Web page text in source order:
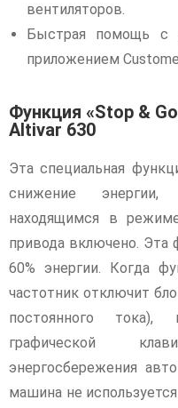
вентиляторов.
Быстрая помощь с
приложением
Функция «Stop &
Altivar 630
Эта специальная
снижение энергии,
находящимся в
привода включено. Эта
60% энергии. Когда
частотник отключит
постоянного тока),
графической
энергосбережения
машина не